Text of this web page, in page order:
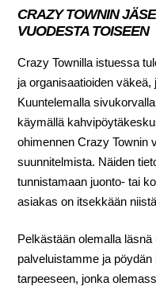
CRAZY TOWNIN
VUODESTA TOISEEN
Crazy Townilla istuessa
ja organisaatioiden
Kuuntelemalla
käymällä
ohimennen Crazy Townin
suunnitelmista. Näiden
tunnistamaan juonto- tai
asiakas on itsekkään
Pelkästään olemalla
palveluistamme ja
tarpeeseen, jonka